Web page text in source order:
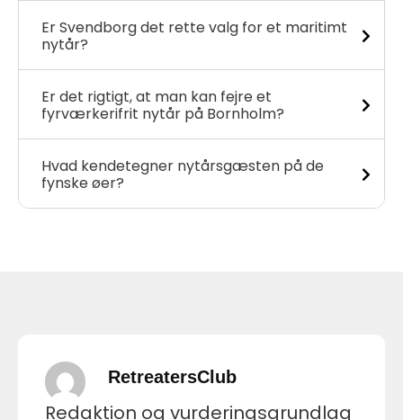
Er Svendborg det rette valg for et maritimt
nytår?
Er det rigtigt, at man kan fejre et
fyrværkerifrit nytår på Bornholm?
Hvad kendetegner nytårsgæsten på de
fynske øer?
RetreatersClub
Redaktion og vurderingsgrundlag